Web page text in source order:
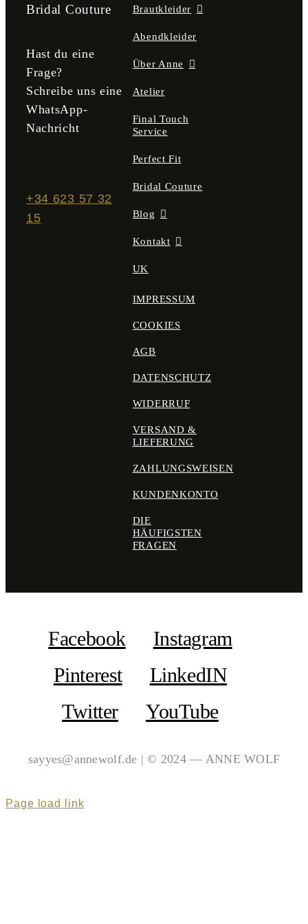
werden
Bridal Couture
Hast du eine
Frage?
Schreibe uns eine
WhatsApp-
Nachricht
+34 623 57 32
15
Brautkleider
Abendkleider
Über Anne
Atelier
Final Touch
Service
Perfect Fit
Bridal Couture
Blog
Kontakt
UK
IMPRESSUM
COOKIES
AGB
DATENSCHUTZ
WIDERRUF
VERSAND &
LIEFERUNG
ZAHLUNGSWEISEN
KUNDENKONTO
DIE
HÄUFIGSTEN
FRAGEN
Facebook
Instagram
Pinterest
LinkedIN
Twitter
YouTube
sayyes@annewolf.de | © 2024 — ANNE WOLF
Page load link